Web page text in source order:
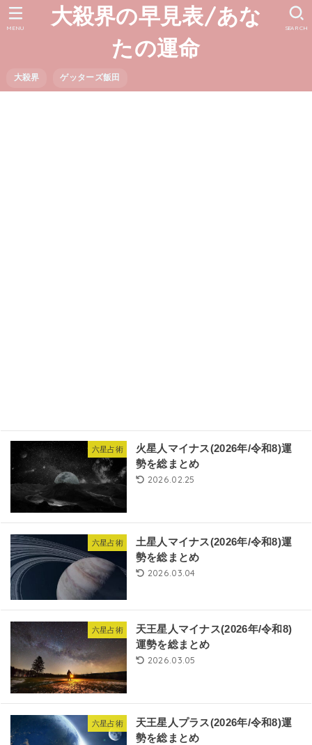
大殺界の早見表/あな
たの運命
大殺界 ゲッターズ飯田
SEARCH
MENU
六星占術
火星人マイナス(2026年/令和8)運
勢を総まとめ
2026.02.25
六星占術
土星人マイナス(2026年/令和8)運
勢を総まとめ
2026.03.04
六星占術
天王星人マイナス(2026年/令和8)
運勢を総まとめ
2026.03.05
六星占術
天王星人プラス(2026年/令和8)運
勢を総まとめ